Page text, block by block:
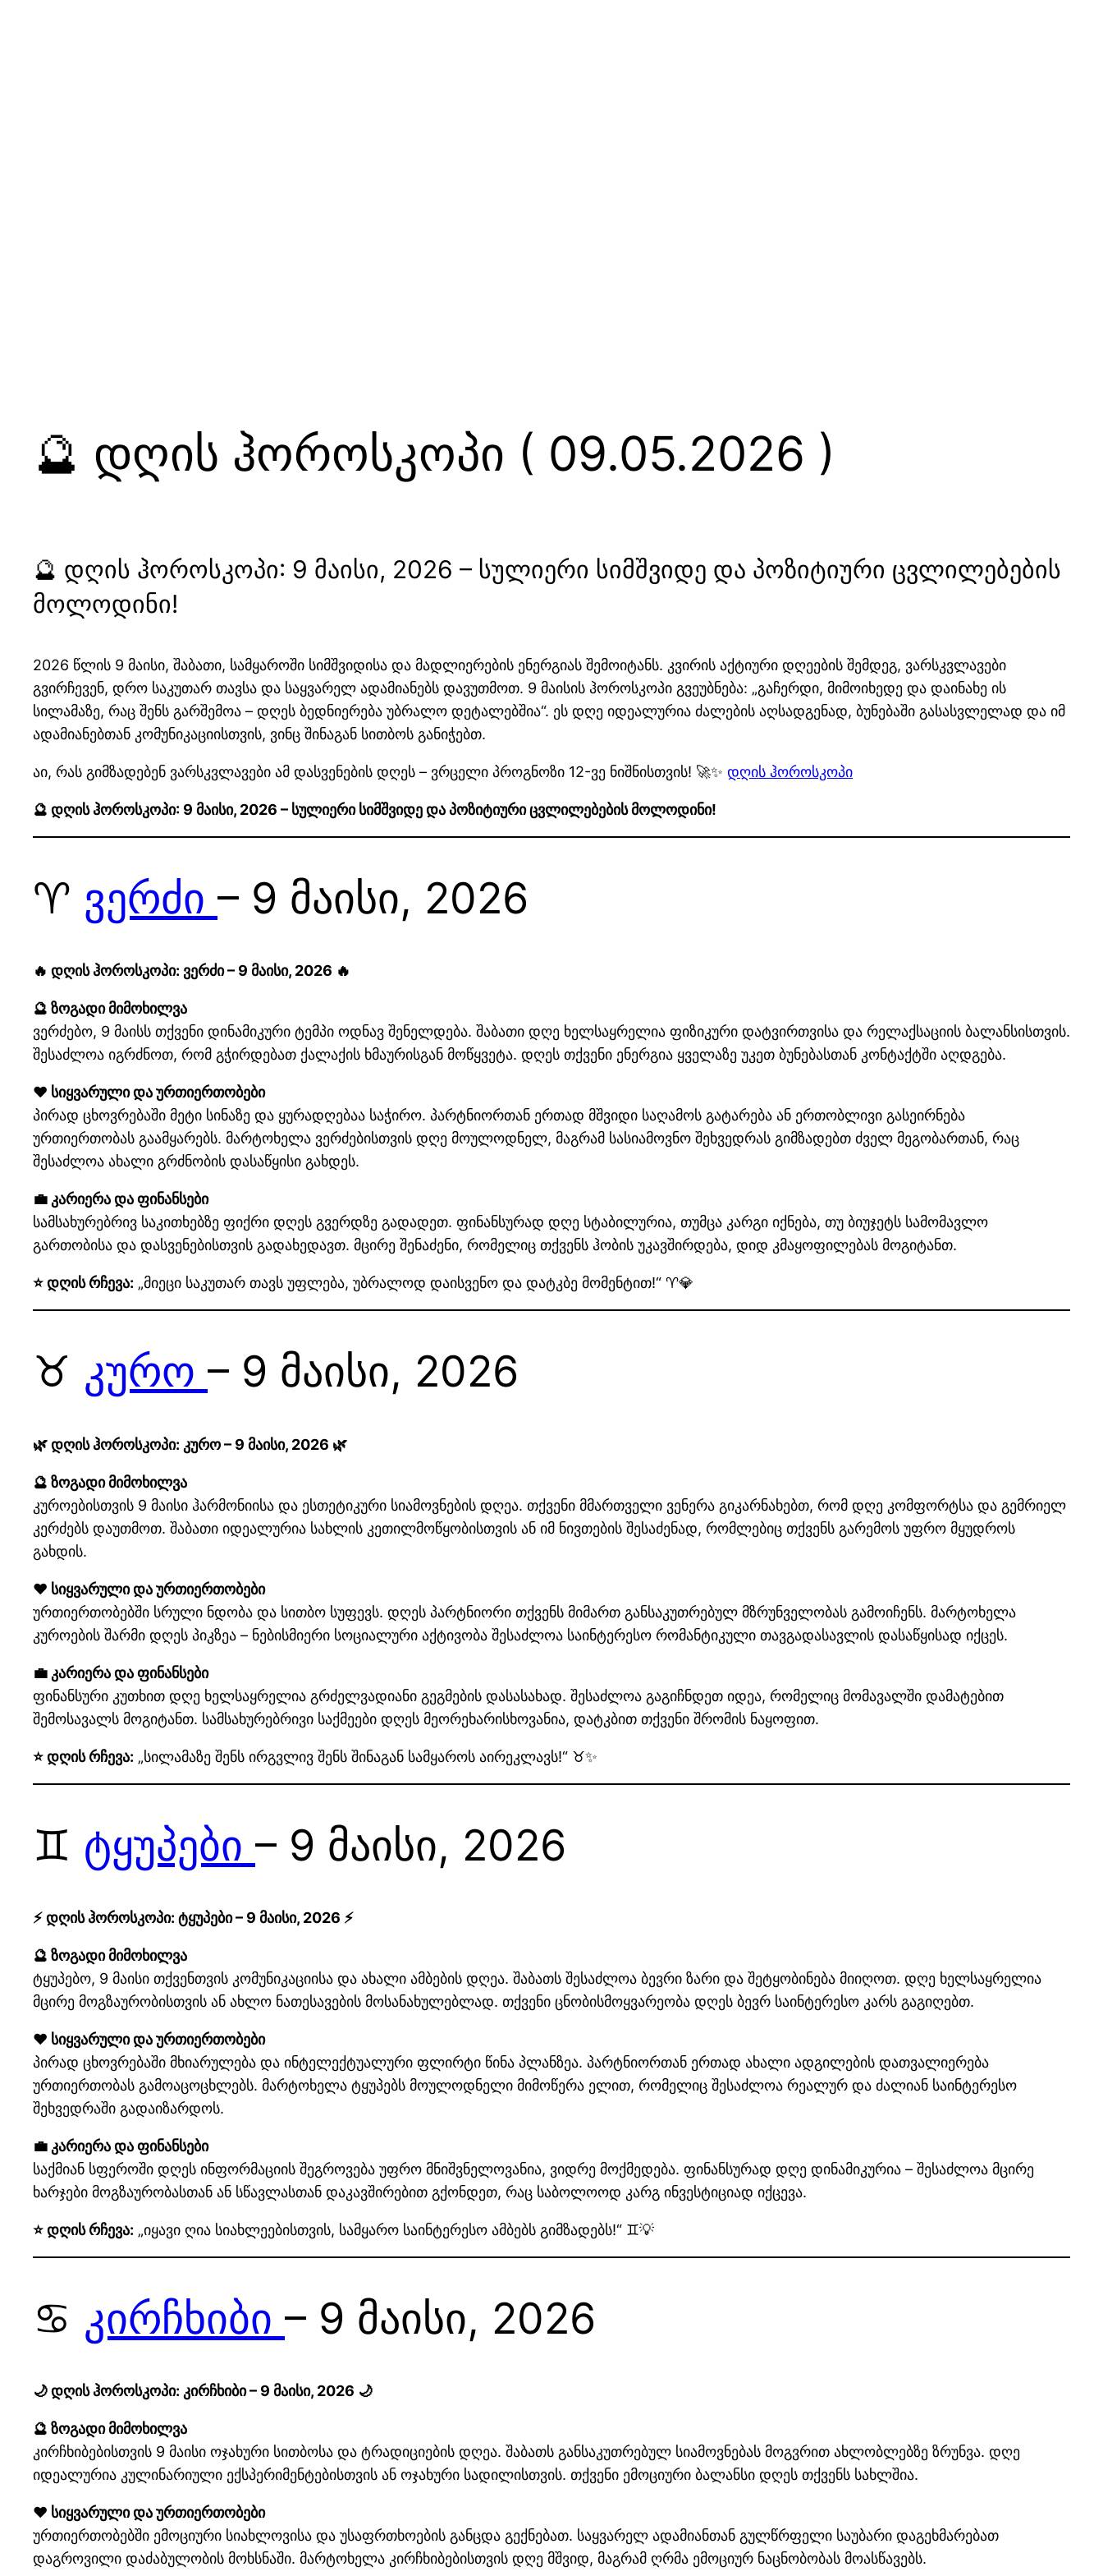
🔮 დღის ჰოროსკოპი ( 09.05.2026 )
🔮 დღის ჰოროსკოპი: 9 მაისი, 2026 – სულიერი სიმშვიდე და პოზიტიური ცვლილებების
მოლოდინი!
2026 წლის 9 მაისი, შაბათი, სამყაროში სიმშვიდისა და მადლიერების ენერგიას შემოიტანს. კვირის აქტიური დღეების შემდეგ, ვარსკვლავები
გვირჩევენ, დრო საკუთარ თავსა და საყვარელ ადამიანებს დავუთმოთ. 9 მაისის ჰოროსკოპი გვეუბნება: „გაჩერდი, მიმოიხედე და დაინახე ის
სილამაზე, რაც შენს გარშემოა – დღეს ბედნიერება უბრალო დეტალებშია“. ეს დღე იდეალურია ძალების აღსადგენად, ბუნებაში გასასვლელად და იმ
ადამიანებთან კომუნიკაციისთვის, ვინც შინაგან სითბოს განიჭებთ.
აი, რას გიმზადებენ ვარსკვლავები ამ დასვენების დღეს – ვრცელი პროგნოზი 12-ვე ნიშნისთვის! 🚀✨ დღის ჰოროსკოპი
🔮 დღის ჰოროსკოპი: 9 მაისი, 2026 – სულიერი სიმშვიდე და პოზიტიური ცვლილებების მოლოდინი!
♈ ვერძი – 9 მაისი, 2026
🔥 დღის ჰოროსკოპი: ვერძი – 9 მაისი, 2026 🔥
🔮 ზოგადი მიმოხილვა
ვერძებო, 9 მაისს თქვენი დინამიკური ტემპი ოდნავ შენელდება. შაბათი დღე ხელსაყრელია ფიზიკური დატვირთვისა და რელაქსაციის ბალანსისთვის.
შესაძლოა იგრძნოთ, რომ გჭირდებათ ქალაქის ხმაურისგან მოწყვეტა. დღეს თქვენი ენერგია ყველაზე უკეთ ბუნებასთან კონტაქტში აღდგება.
❤️ სიყვარული და ურთიერთობები
პირად ცხოვრებაში მეტი სინაზე და ყურადღებაა საჭირო. პარტნიორთან ერთად მშვიდი საღამოს გატარება ან ერთობლივი გასეირნება
ურთიერთობას გაამყარებს. მარტოხელა ვერძებისთვის დღე მოულოდნელ, მაგრამ სასიამოვნო შეხვედრას გიმზადებთ ძველ მეგობართან, რაც
შესაძლოა ახალი გრძნობის დასაწყისი გახდეს.
💼 კარიერა და ფინანსები
სამსახურებრივ საკითხებზე ფიქრი დღეს გვერდზე გადადეთ. ფინანსურად დღე სტაბილურია, თუმცა კარგი იქნება, თუ ბიუჯეტს სამომავლო
გართობისა და დასვენებისთვის გადახედავთ. მცირე შენაძენი, რომელიც თქვენს ჰობის უკავშირდება, დიდ კმაყოფილებას მოგიტანთ.
⭐ დღის რჩევა: „მიეცი საკუთარ თავს უფლება, უბრალოდ დაისვენო და დატკბე მომენტით!“ ♈💎
♉ კურო – 9 მაისი, 2026
🌿 დღის ჰოროსკოპი: კურო – 9 მაისი, 2026 🌿
🔮 ზოგადი მიმოხილვა
კუროებისთვის 9 მაისი ჰარმონიისა და ესთეტიკური სიამოვნების დღეა. თქვენი მმართველი ვენერა გიკარნახებთ, რომ დღე კომფორტსა და გემრიელ
კერძებს დაუთმოთ. შაბათი იდეალურია სახლის კეთილმოწყობისთვის ან იმ ნივთების შესაძენად, რომლებიც თქვენს გარემოს უფრო მყუდროს
გახდის.
❤️ სიყვარული და ურთიერთობები
ურთიერთობებში სრული ნდობა და სითბო სუფევს. დღეს პარტნიორი თქვენს მიმართ განსაკუთრებულ მზრუნველობას გამოიჩენს. მარტოხელა
კუროების შარმი დღეს პიკზეა – ნებისმიერი სოციალური აქტივობა შესაძლოა საინტერესო რომანტიკული თავგადასავლის დასაწყისად იქცეს.
💼 კარიერა და ფინანსები
ფინანსური კუთხით დღე ხელსაყრელია გრძელვადიანი გეგმების დასასახად. შესაძლოა გაგიჩნდეთ იდეა, რომელიც მომავალში დამატებით
შემოსავალს მოგიტანთ. სამსახურებრივი საქმეები დღეს მეორეხარისხოვანია, დატკბით თქვენი შრომის ნაყოფით.
⭐ დღის რჩევა: „სილამაზე შენს ირგვლივ შენს შინაგან სამყაროს აირეკლავს!“ ♉✨
♊ ტყუპები – 9 მაისი, 2026
⚡ დღის ჰოროსკოპი: ტყუპები – 9 მაისი, 2026 ⚡
🔮 ზოგადი მიმოხილვა
ტყუპებო, 9 მაისი თქვენთვის კომუნიკაციისა და ახალი ამბების დღეა. შაბათს შესაძლოა ბევრი ზარი და შეტყობინება მიიღოთ. დღე ხელსაყრელია
მცირე მოგზაურობისთვის ან ახლო ნათესავების მოსანახულებლად. თქვენი ცნობისმოყვარეობა დღეს ბევრ საინტერესო კარს გაგიღებთ.
❤️ სიყვარული და ურთიერთობები
პირად ცხოვრებაში მხიარულება და ინტელექტუალური ფლირტი წინა პლანზეა. პარტნიორთან ერთად ახალი ადგილების დათვალიერება
ურთიერთობას გამოაცოცხლებს. მარტოხელა ტყუპებს მოულოდნელი მიმოწერა ელით, რომელიც შესაძლოა რეალურ და ძალიან საინტერესო
შეხვედრაში გადაიზარდოს.
💼 კარიერა და ფინანსები
საქმიან სფეროში დღეს ინფორმაციის შეგროვება უფრო მნიშვნელოვანია, ვიდრე მოქმედება. ფინანსურად დღე დინამიკურია – შესაძლოა მცირე
ხარჯები მოგზაურობასთან ან სწავლასთან დაკავშირებით გქონდეთ, რაც საბოლოოდ კარგ ინვესტიციად იქცევა.
⭐ დღის რჩევა: „იყავი ღია სიახლეებისთვის, სამყარო საინტერესო ამბებს გიმზადებს!“ ♊💡
♋ კირჩხიბი – 9 მაისი, 2026
🌙 დღის ჰოროსკოპი: კირჩხიბი – 9 მაისი, 2026 🌙
🔮 ზოგადი მიმოხილვა
კირჩხიბებისთვის 9 მაისი ოჯახური სითბოსა და ტრადიციების დღეა. შაბათს განსაკუთრებულ სიამოვნებას მოგვრით ახლობლებზე ზრუნვა. დღე
იდეალურია კულინარიული ექსპერიმენტებისთვის ან ოჯახური სადილისთვის. თქვენი ემოციური ბალანსი დღეს თქვენს სახლშია.
❤️ სიყვარული და ურთიერთობები
ურთიერთობებში ემოციური სიახლოვისა და უსაფრთხოების განცდა გექნებათ. საყვარელ ადამიანთან გულწრფელი საუბარი დაგეხმარებათ
დაგროვილი დაძაბულობის მოხსნაში. მარტოხელა კირჩხიბებისთვის დღე მშვიდ, მაგრამ ღრმა ემოციურ ნაცნობობას მოასწავებს.